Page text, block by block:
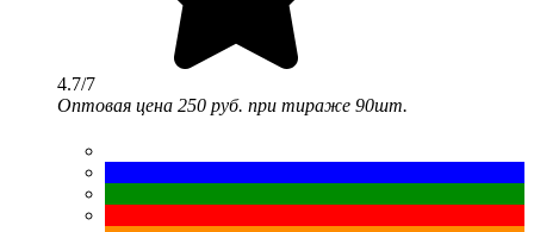
4.7/7
Оптовая цена 250 руб. при тираже 90шт.